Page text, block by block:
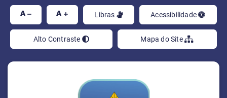
A A Libras Acessibilidade
Alto Contraste Mapa do Site